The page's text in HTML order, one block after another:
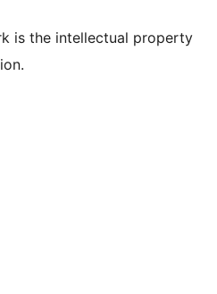
is the intellectual property